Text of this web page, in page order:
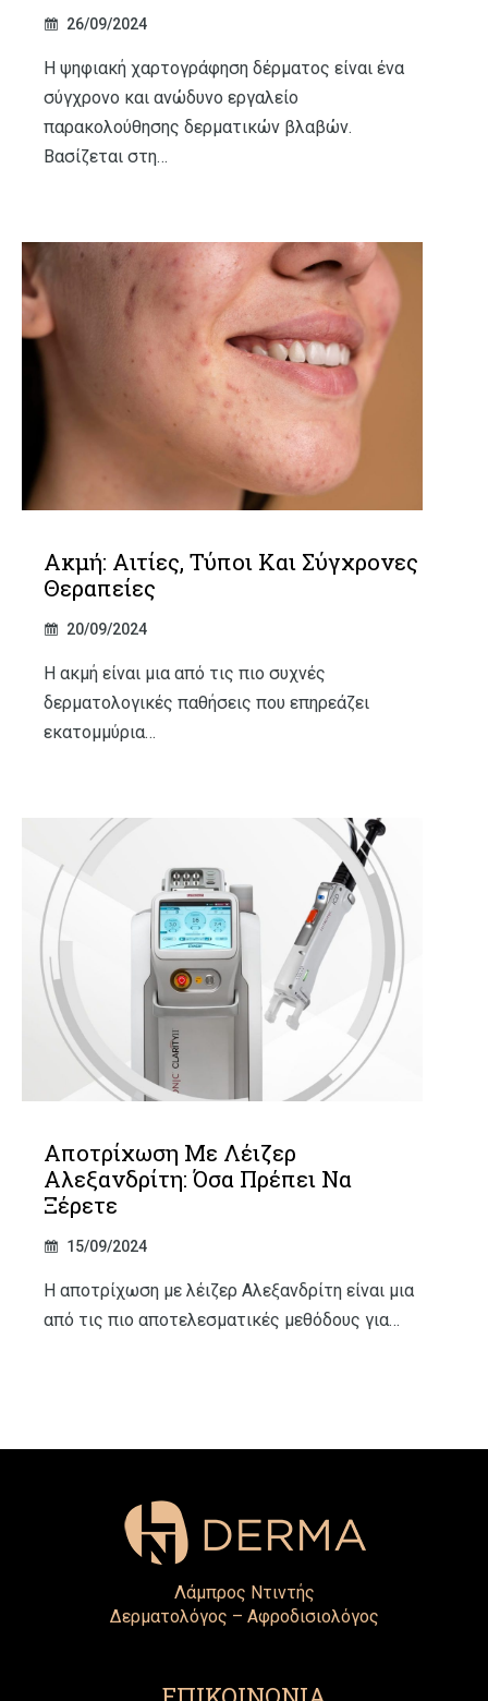
26/09/2024
Η ψηφιακή χαρτογράφηση δέρματος είναι ένα
σύγχρονο και ανώδυνο εργαλείο
παρακολούθησης δερματικών βλαβών.
Βασίζεται στη…
Ακμή: Αιτίες, Τύποι Και Σύγχρονες
Θεραπείες
20/09/2024
Η ακμή είναι μια από τις πιο συχνές
δερματολογικές παθήσεις που επηρεάζει
εκατομμύρια…
Αποτρίχωση Με Λέιζερ
Αλεξανδρίτη: Όσα Πρέπει Να
Ξέρετε
15/09/2024
Η αποτρίχωση με λέιζερ Αλεξανδρίτη είναι μια
από τις πιο αποτελεσματικές μεθόδους για…
Λάμπρος Ντιντής
Δερματολόγος – Αφροδισιολόγος